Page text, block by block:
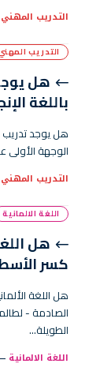
التدريب
التدريب
هل
باللغة
هل يوجد تدريب
الوجهة الأولى
التدريب
اللغة الالمانية
هل
كسر
هل اللغة
الصادمة -
الطويلة…
اللغة الالمانية